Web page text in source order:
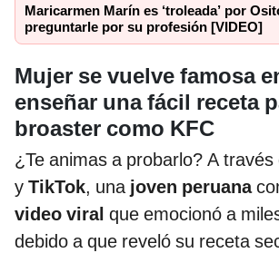
Maricarmen Marín es ‘troleada’ por
preguntarle por su profesión [VIDEO]
Mujer se vuelve famosa
enseñar una fácil receta
broaster como KFC
¿Te animas a probarlo? A través
y TikTok, una joven peruana
video viral que emocionó a
debido a que reveló su receta